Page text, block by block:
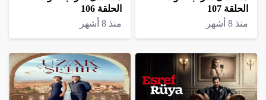
الحلقة 107
منذ 8 أشهر
الحلقة 106
منذ 8 أشهر